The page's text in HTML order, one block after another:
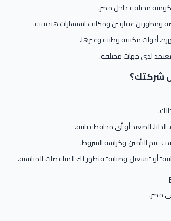
مختلفة داخل مصر.
عقاريين ومكاتب استشارات هندسية.
أدوات مكتبية وطبية وغيرها.
لدى جهات مختلفة.
شركتك؟
الصعيد أو أي محافظة تانية.
قيم التأمين وكراسة الشروط.
أو "تشغيل وصيانة" فتظهر لك المناقصات المناسبة.
مصر.